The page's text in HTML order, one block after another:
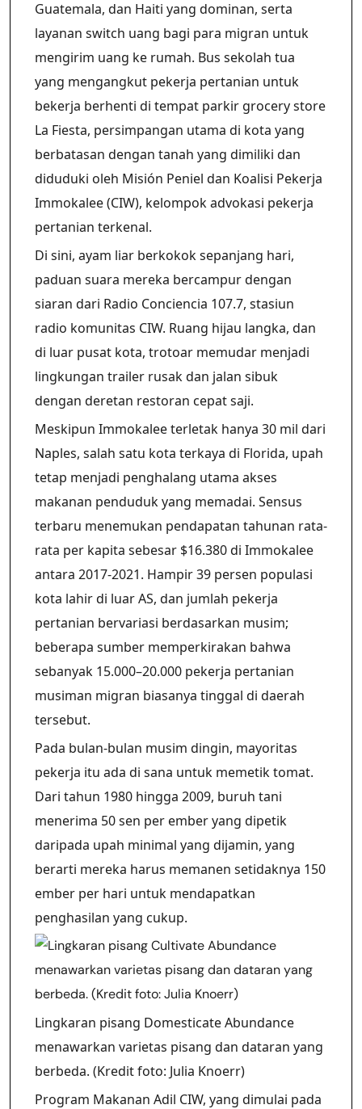
Guatemala, dan Haiti yang dominan, serta
layanan switch uang bagi para migran untuk
mengirim uang ke rumah. Bus sekolah tua
yang mengangkut pekerja pertanian untuk
bekerja berhenti di tempat parkir grocery store
La Fiesta, persimpangan utama di kota yang
berbatasan dengan tanah yang dimiliki dan
diduduki oleh Misión Peniel dan Koalisi Pekerja
Immokalee (CIW), kelompok advokasi pekerja
pertanian terkenal.
Di sini, ayam liar berkokok sepanjang hari,
paduan suara mereka bercampur dengan
siaran dari Radio Conciencia 107.7, stasiun
radio komunitas CIW. Ruang hijau langka, dan
di luar pusat kota, trotoar memudar menjadi
lingkungan trailer rusak dan jalan sibuk
dengan deretan restoran cepat saji.
Meskipun Immokalee terletak hanya 30 mil dari
Naples, salah satu kota terkaya di Florida, upah
tetap menjadi penghalang utama akses
makanan penduduk yang memadai. Sensus
terbaru menemukan pendapatan tahunan rata-
rata per kapita sebesar $16.380 di Immokalee
antara 2017-2021. Hampir 39 persen populasi
kota lahir di luar AS, dan jumlah pekerja
pertanian bervariasi berdasarkan musim;
beberapa sumber memperkirakan bahwa
sebanyak 15.000–20.000 pekerja pertanian
musiman migran biasanya tinggal di daerah
tersebut.
Pada bulan-bulan musim dingin, mayoritas
pekerja itu ada di sana untuk memetik tomat.
Dari tahun 1980 hingga 2009, buruh tani
menerima 50 sen per ember yang dipetik
daripada upah minimal yang dijamin, yang
berarti mereka harus memanen setidaknya 150
ember per hari untuk mendapatkan
penghasilan yang cukup.
Lingkaran pisang Domesticate Abundance
menawarkan varietas pisang dan dataran yang
berbeda. (Kredit foto: Julia Knoerr)
Program Makanan Adil CIW, yang dimulai pada